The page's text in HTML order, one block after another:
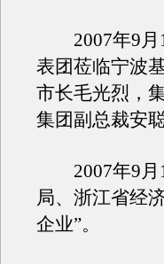
2007年9月
表团莅临宁波
市长毛光烈，
集团副总裁安
2007年9月
局、浙江省经
企业”。